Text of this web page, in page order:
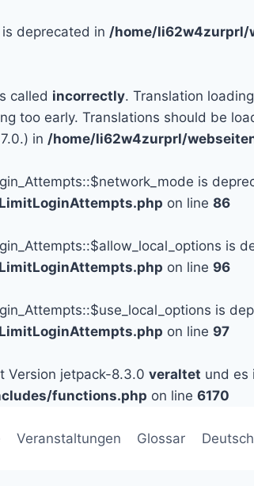
deprecated in /home/li62w4zurprl/
called incorrectly. Translation
too early. Translations should be
in /home/li62w4zurprl/
is
on line 86
is
on line 96
is
on line 97
Version jetpack-8.3.0 veraltet und es
functions.php on line 6170
Veranstaltungen Glossar